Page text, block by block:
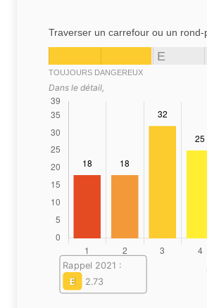
Traverser un carrefour ou un rond-
E
TOUJOURS DANGEREUX
Dans le détail,
Rappel 2021 :
E
2.73